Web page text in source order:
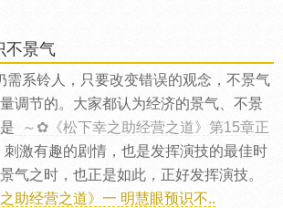
不景气
需系铃人，只要改变错误的观念，不景气
调节的。大家都认为经济的景气、不景
～✿《松下幸之助经营之道》第15章正
刺激有趣的剧情，也是发挥演技的最佳时
气之时，也正是如此，正好发挥演技。
助经营之道》一 明慧眼预识不..